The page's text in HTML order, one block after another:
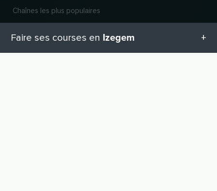
Chaînes les plus populaires
Catégories de commerces
Faire ses courses en Izegem